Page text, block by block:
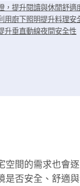
，提升閱讀與休閒舒適
用廚下照明提升料理安
升垂直動線夜間安全性
空間的需求也會
是否安全、舒適